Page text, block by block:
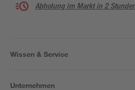
Abholung im Markt in 2
Wissen & Service
Unternehmen